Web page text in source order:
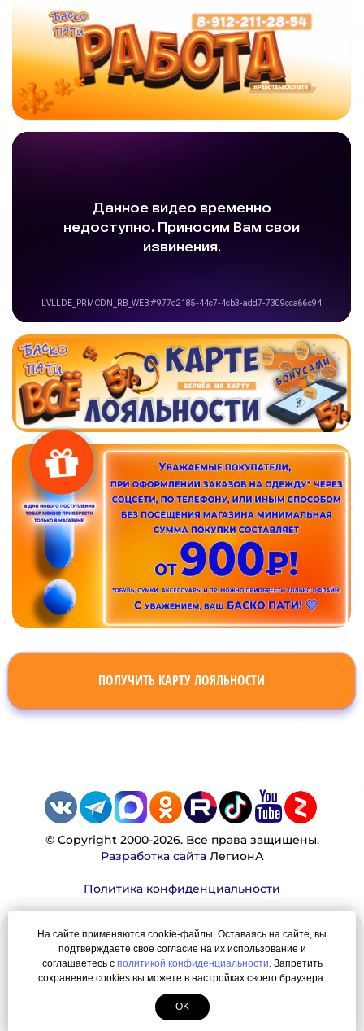
ПОЛУЧИТЬ КАРТУ ЛОЯЛЬНОСТИ
© Copyright 2000-2026. Все права защищены.
Разработка сайтаЛегионА
Политика конфиденциальности
Наша миссия:
Мы — честно, много, давно продаем вещи,
которые Вы ищете. Для нас главная ценность —
результат для нашего клиента!
На сайте применяются cookie-файлы. Оставаясь на сайте, вы
подтверждаете свое согласие на их использование и
соглашаетесь с политикой конфиденциальности. Запретить
сохранение cookies вы можете в настройках своего браузера.
OK